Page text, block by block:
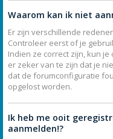
Waarom kan ik niet
Er zijn verschillende
Controleer eerst of je
Indien ze correct zijn, kun
er zeker van te zijn dat je
dat de forumconfiguratie
opgelost worden.
Ik heb me ooit
aanmelden!?